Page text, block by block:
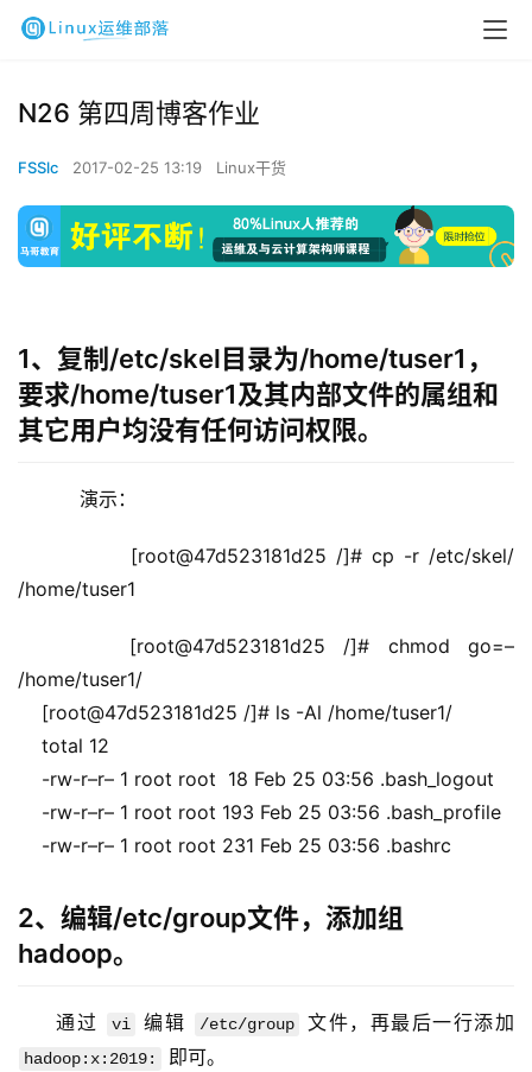
N26 第四周博客作业
FSSlc 2017-02-25 13:19 Linux干货
1、复制/etc/skel目录为/home/tuser1，
要求/home/tuser1及其内部文件的属组和
其它用户均没有任何访问权限。
    演示：
/home/tuser1
[root@47d523181d25 /]# chmod go=–
/home/tuser1/
[root@47d523181d25 /]# ls -Al /home/tuser1/
total 12
-rw-r–r– 1 root root  18 Feb 25 03:56 .bash_logout
-rw-r–r– 1 root root 193 Feb 25 03:56 .bash_profile
-rw-r–r– 1 root root 231 Feb 25 03:56 .bashrc
2、编辑/etc/group文件，添加组
hadoop。
通过 vi 编辑 /etc/group
hadoop:x:2019:
即可。